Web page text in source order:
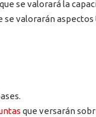
se valorará la
se valorarán
que versarán